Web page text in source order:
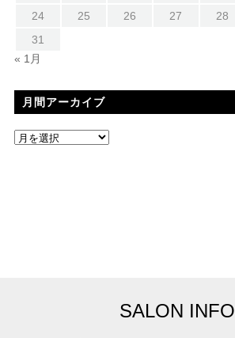
24
25 26 27 28
31
« 1月
月間アーカイブ
SALON INFO